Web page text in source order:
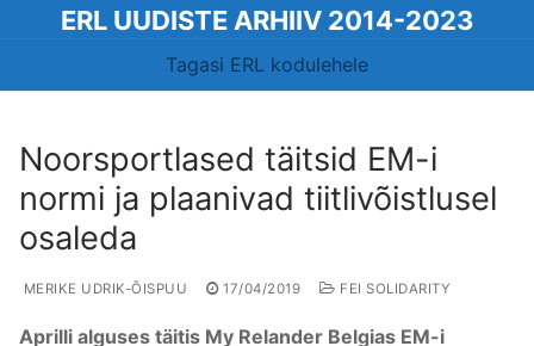
ERL UUDISTE ARHIIV 2014-2023
Tagasi ERL kodulehele
Noorsportlased täitsid EM-i
normi ja plaanivad tiitlivõistlusel
osaleda
MERIKE UDRIK-ÕISPUU 17/04/2019 FEI SOLIDARITY
Aprilli alguses täitis My Relander Belgias EM-i